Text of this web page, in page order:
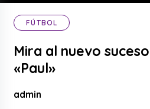
FÚTBOL
Mira al nuevo
«Paul»
admin